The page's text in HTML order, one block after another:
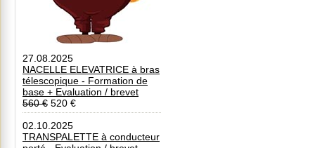
27.08.2025
NACELLE ELEVATRICE à bras
télescopique - Formation de
base + Evaluation / brevet
560 € 520 €
02.10.2025
TRANSPALETTE à conducteur